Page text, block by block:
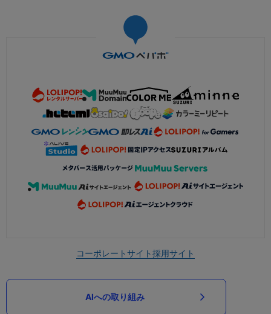
コーポレートサイト採用サイト
AIへの取り組み